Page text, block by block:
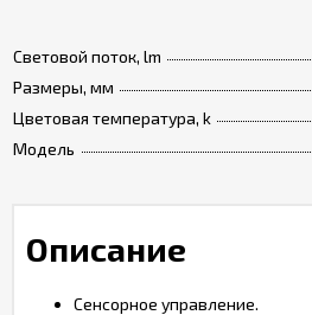
Световой поток, lm
Размеры, мм
Цветовая температура, k
Модель
Описание
Сенсорное управление.